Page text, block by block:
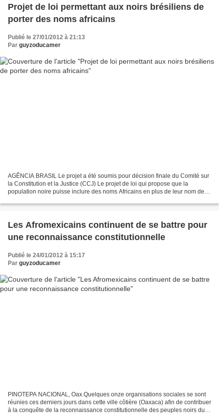
Projet de loi permettant aux noirs brésiliens de
porter des noms africains
Publié le 27/01/2012 à 21:13
Par guyzoducamer
AGÊNCIA BRASIL Le projet a été soumis pour décision finale du Comité sur
la Constitution et la Justice (CCJ) Le projet de loi qui propose que la
population noire puisse inclure des noms Africains en plus de leur nom de
Les Afromexicains continuent de se battre pour
une reconnaissance constitutionnelle
Publié le 24/01/2012 à 15:17
Par guyzoducamer
PINOTEPA NACIONAL, Oax.Quelques onze organisations sociales se sont
réunies ces derniers jours dans cette ville côtière (Oaxaca) afin de contribuer
à la conquête de la reconnaissance constitutionnelle des peuples noirs du